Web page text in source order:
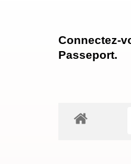
Connectez-
Passeport.